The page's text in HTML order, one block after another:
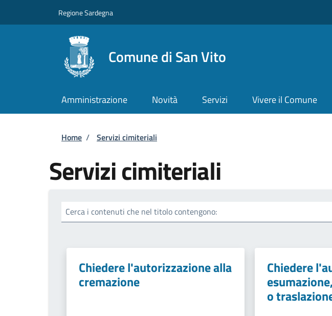
Regione Sardegna
Comune di San Vito
Amministrazione Novità Servizi Vivere il Comune
Briciole di pane
Home / Servizi cimiteriali
Servizi cimiteriali
Cerca i contenuti che nel titolo contengono:
Chiedere l'autorizzazione alla
cremazione
Chiedere
o